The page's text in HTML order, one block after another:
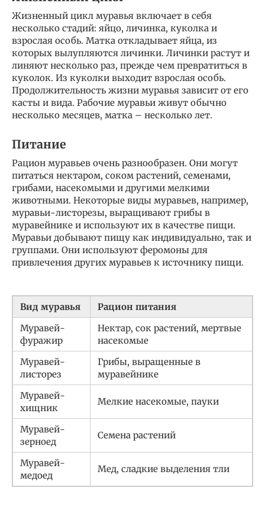
Жизненный цикл муравья включает в себя
несколько стадий: яйцо, личинка, куколка и
взрослая особь. Матка откладывает яйца, из
которых вылупляются личинки. Личинки растут и
линяют несколько раз, прежде чем превратиться в
куколок. Из куколки выходит взрослая особь.
Продолжительность жизни муравья зависит от его
касты и вида. Рабочие муравьи живут обычно
несколько месяцев, матка – несколько лет.
Питание
Рацион муравьев очень разнообразен. Они могут
питаться нектаром, соком растений, семенами,
грибами, насекомыми и другими мелкими
животными. Некоторые виды муравьев, например,
муравьи-листорезы, выращивают грибы в
муравейнике и используют их в качестве пищи.
Муравьи добывают пищу как индивидуально, так и
группами. Они используют феромоны для
привлечения других муравьев к источнику пищи.
Вид муравья
Рацион питания
Муравей-
фуражир
Нектар, сок растений, мертвые
насекомые
Муравей-
листорез
Грибы, выращенные в
муравейнике
Муравей-
хищник
Мелкие насекомые, пауки
Муравей-
зерноед
Семена растений
Муравей-
медоед
Мед, сладкие выделения тли